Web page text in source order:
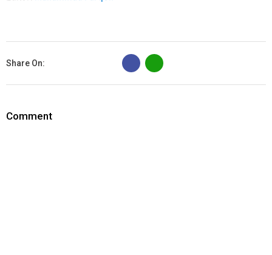
Share On:
B
Comment